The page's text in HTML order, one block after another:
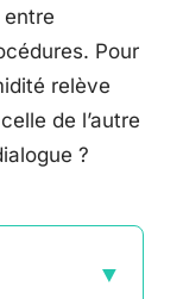
entre
Pour
relève
de l’autre
?